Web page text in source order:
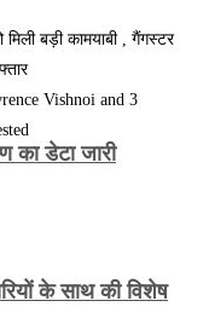
डेटा जारी
के साथ की विशेष
Vishnoi and 3